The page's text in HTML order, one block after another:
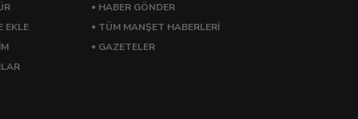
HABER GÖNDER
EKLE
TÜM MANŞET HABERLERİ
GAZETELER